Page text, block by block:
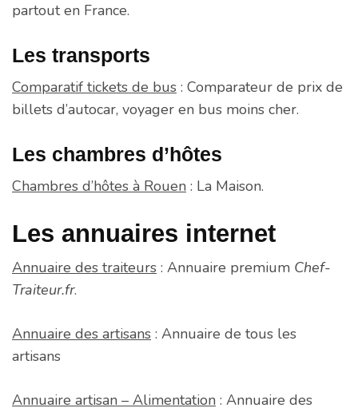
partout en France.
Les transports
Comparatif tickets de bus : Comparateur de prix de
billets d’autocar, voyager en bus moins cher.
Les chambres d’hôtes
Chambres d’hôtes à Rouen : La Maison.
Les annuaires internet
Annuaire des traiteurs : Annuaire premium Chef-
Traiteur.fr.
Annuaire des artisans : Annuaire de tous les
artisans
Annuaire artisan – Alimentation : Annuaire des